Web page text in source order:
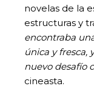
novelas de la
estructuras y
encontraba
única y fresca,
nuevo desafío
cineasta.